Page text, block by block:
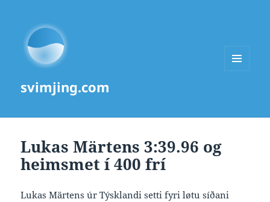
svimjing.com
Lukas Märtens 3:39.96 og
heimsmet í 400 frí
Lukas Märtens úr Týsklandi setti fyri løtu síðani